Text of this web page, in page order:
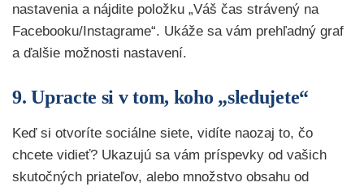
nastavenia a nájdite položku „Váš čas strávený na
Facebooku/Instagrame“. Ukáže sa vám prehľadný graf
a ďalšie možnosti nastavení.
9. Upracte si v tom, koho „sledujete“
Keď si otvoríte sociálne siete, vidíte naozaj to, čo
chcete vidieť? Ukazujú sa vám príspevky od vašich
skutočných priateľov, alebo množstvo obsahu od